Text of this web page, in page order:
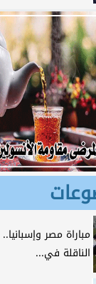
مباراة مصر
الناقلة في...